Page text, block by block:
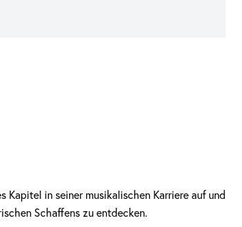
Kapitel in seiner musikalischen Karriere auf und
Schaffens zu entdecken.